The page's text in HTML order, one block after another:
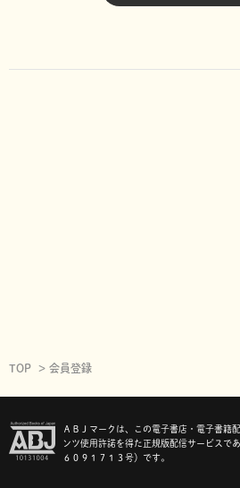
TOP 会員登録
ＡＢＪマークは、この電子書店・電子書籍
ンツ使用許諾を得た正規版配信サービスで
６０９１７１３号）です。